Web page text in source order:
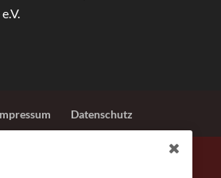
Datenschutz